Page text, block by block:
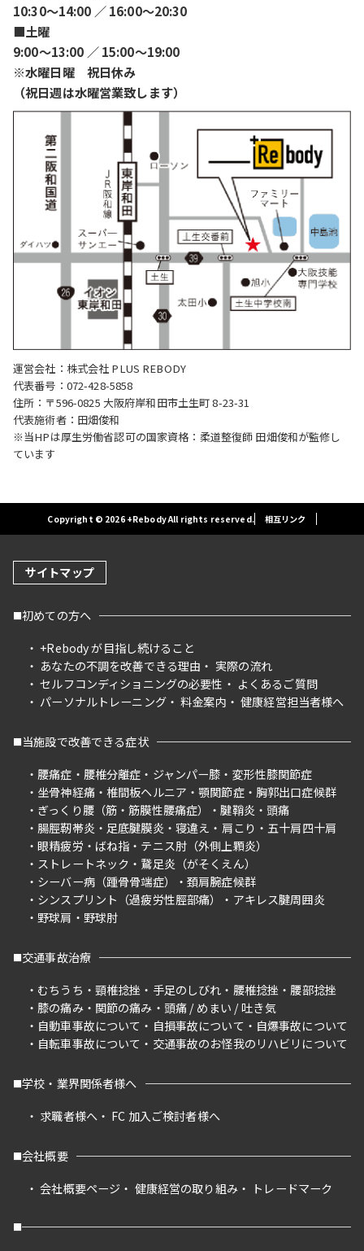
10:30〜14:00 ／ 16:00〜20:30
■土曜
9:00〜13:00 ／ 15:00〜19:00
※水曜日曜 祝日休み
（祝日週は水曜営業致します）
運営会社：株式会社 PLUS REBODY
代表番号：072-428-5858
住所：〒596-0825 大阪府岸和田市土生町 8-23-31
代表施術者：田畑俊和
※当HPは厚生労働省認可の国家資格：柔道整復師 田畑俊和が監修し
ています
Copyright © 2026 +Rebody All rights reserved. 相互リンク
サイトマップ
初めての方へ
+Rebody が目指し続けること
あなたの不調を改善できる理由
実際の流れ
セルフコンディショニングの必要性
よくあるご質問
パーソナルトレーニング
料金案内 健康経営担当者様へ
当施設で改善できる症状
腰痛症
腰椎分離症 ジャンパー膝
変形性膝関節症
坐骨神経痛
椎間板ヘルニア 顎関節症
胸郭出口症候群
ぎっくり腰（筋・筋膜性腰痛症）
腱鞘炎
頭痛
腸脛靭帯炎
足底腱膜炎 寝違え 肩こり
五十肩四十肩
眼精疲労
ばね指
テニス肘（外側上顆炎）
ストレートネック
鵞足炎（がそくえん）
シーバー病（踵骨骨端症）
頚肩腕症候群
シンスプリント（過疲労性脛部痛）
アキレス腱周囲炎
野球肩
野球肘
交通事故治療
むちうち
頸椎捻挫 手足のしびれ 腰椎捻挫
腰部捻挫
膝の痛み
関節の痛み
頭痛 / めまい / 吐き気
自動車事故について
自損事故について
自爆事故について
自転車事故について
交通事故のお怪我のリハビリについて
学校・業界関係者様へ
求職者様へ
FC 加入ご検討者様へ
会社概要
会社概要ページ
健康経営の取り組み トレードマーク